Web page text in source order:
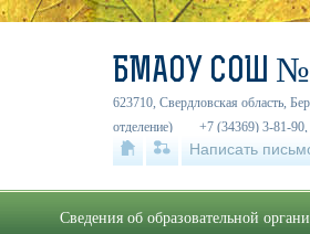
БМАОУ СОШ №
623710, Свердловская область,
отделение)
+7 (34369) 3-81-
Написать
Сведения об образовательной